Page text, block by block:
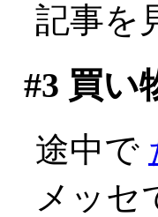
記事を
#3 買い
途中で
メッセ